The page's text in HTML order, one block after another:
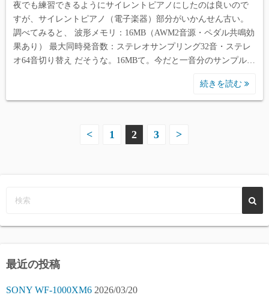
夜でも練習できるようにサイレントピアノにしたのは良いので
すが、サイレントピアノ（電子楽器）部分がいかんせん古い。
調べてみると、 波形メモリ：16MB（AWM2音源・ペダル共鳴効
果あり） 最大同時発音数：ステレオサンプリング32音・ステレ
オ64音切り替え だそうな。16MBて。今だと一音分のサンプル…
続きを読む
ペ
ー
< 1 2 3 >
最近の投稿
SONY WF-1000XM6 2026/03/20